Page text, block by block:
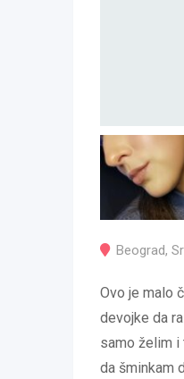
Beograd,
Ovo je malo
devojke da
samo želim i
da šminkam